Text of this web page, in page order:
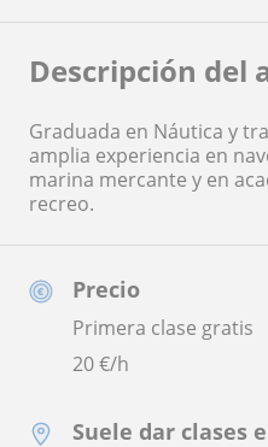
Precio
Primera clase gratis
20€/h
Suele dar clases
Descripción del
Graduada en Náutica y
amplia experiencia en
marina mercante y en
recreo.